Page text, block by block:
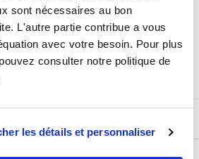
sont nécessaires au bon
L'autre partie contribue a vous
avec votre besoin. Pour plus
consulter notre politique de
les détails et personnaliser
jusqu'à 90 jours